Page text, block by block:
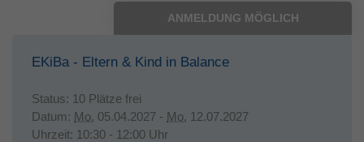
ANMELDUNG MÖGLICH
EKiBa - Eltern & Kind in Balance
Status: 10 Plätze frei
Datum: Mo. 05.04.2027 - Mo. 12.07.2027
Uhrzeit: 10:30 - 12:00 Uhr